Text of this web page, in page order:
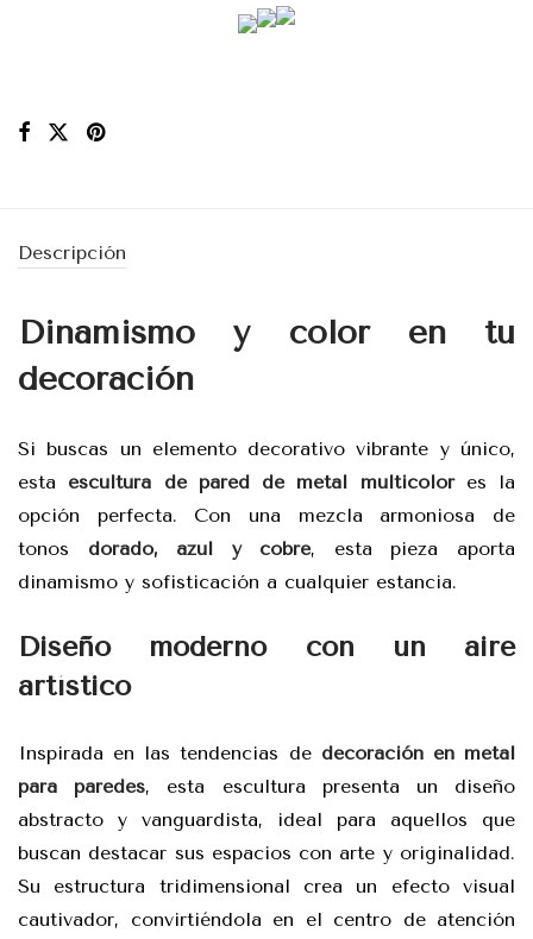
Descripción
Dinamismo y color en tu
decoración
Si buscas un elemento decorativo vibrante y único,
esta escultura de pared de metal multicolores la
opción perfecta. Con una mezcla armoniosa de
tonos dorado, azul y cobre, esta pieza aporta
dinamismo y sofisticación a cualquier estancia.
Diseño moderno con un aire
artístico
Inspirada en las tendencias de decoración en metal
para paredes, esta escultura presenta un diseño
abstracto y vanguardista, ideal para aquellos que
buscan destacar sus espacios con arte y originalidad.
Su estructura tridimensional crea un efecto visual
cautivador, convirtiéndola en el centro de atención